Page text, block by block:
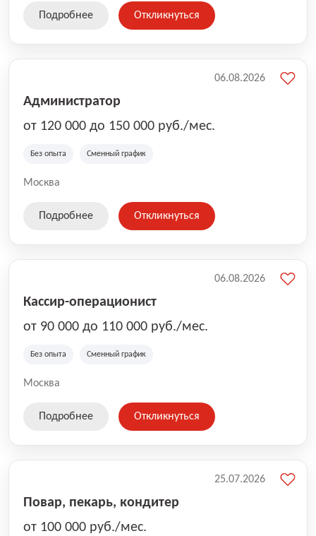
Подробнее Откликнуться
Администратор
от 120 000 до 150 000 руб./мес.
Без опыта Сменный график
Москва
06.08.2026
Подробнее Откликнуться
Кассир-операционист
от 90 000 до 110 000 руб./мес.
Без опыта Сменный график
Москва
06.08.2026
Подробнее Откликнуться
Повар, пекарь, кондитер
от 100 000 руб./мес.
25.07.2026